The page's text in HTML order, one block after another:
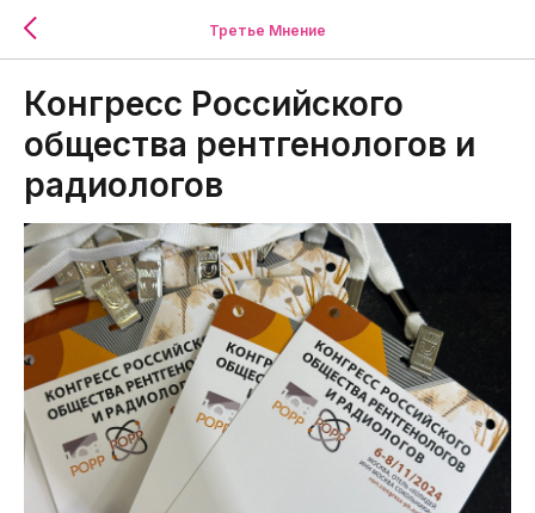
Третье Мнение
Конгресс Российского
общества рентгенологов и
радиологов